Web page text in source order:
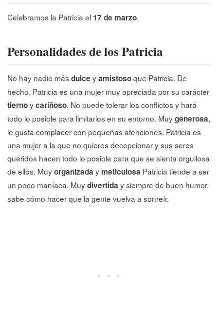
Celebramos la Patricia el 17 de marzo.
Personalidades de los Patricia
No hay nadie más dulce yamistosoque Patricia. De
hecho, Patricia es una mujer muy apreciada por su carácter
tiernoycariñoso. No puede tolerar los conflictos y hará
todo lo posible para limitarlos en su entorno. Muygenerosa,
le gusta complacer con pequeñas atenciones. Patricia es
una mujer a la que no quieres decepcionar y sus seres
queridos hacen todo lo posible para que se sienta orgullosa
de ellos. Muyorganizada y meticulosa Patricia tiende a ser
un poco maníaca. Muydivertida y siempre de buen humor,
sabe cómo hacer que la gente vuelva a sonreír.